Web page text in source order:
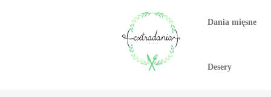
Dania mięsne
Desery